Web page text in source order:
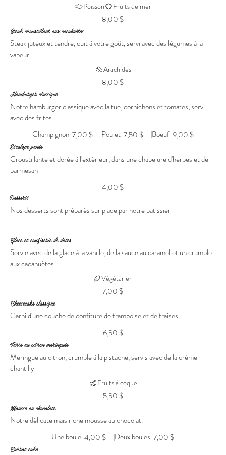
8,00 $
Poisson Fruits de mer
Steak croustillant aux cacahuètes
Steak juteux et tendre, cuit à votre goût, servi avec des légumes à la
vapeur
8,00 $
Arachides
Hamburger classique
Notre hamburger classique avec laitue, cornichons et tomates, servi
avec des frites
Champignon 7,00 $ Poulet 7,50 $ Boeuf 9,00 $
Escalope panée
Croustillante et dorée à l'extérieur, dans une chapelure d'herbes et de
parmesan
4,00 $
Desserts
Nos desserts sont préparés sur place par notre patissier
Glace et confiserie de dates
Servie avec de la glace à la vanille, de la sauce au caramel et un crumble
aux cacahuètes
7,00 $
Végétarien
Cheesecake classique
Garni d'une couche de confiture de framboise et de fraises
6,50 $
Tarte au citron meringuée
Meringue au citron, crumble à la pistache, servis avec de la crème
chantilly
5,50 $
Fruits à coque
Mousse au chocolate
Notre délicate mais riche mousse au chocolat.
Une boule 4,00 $ Deux boules 7,00 $
Carrot cake